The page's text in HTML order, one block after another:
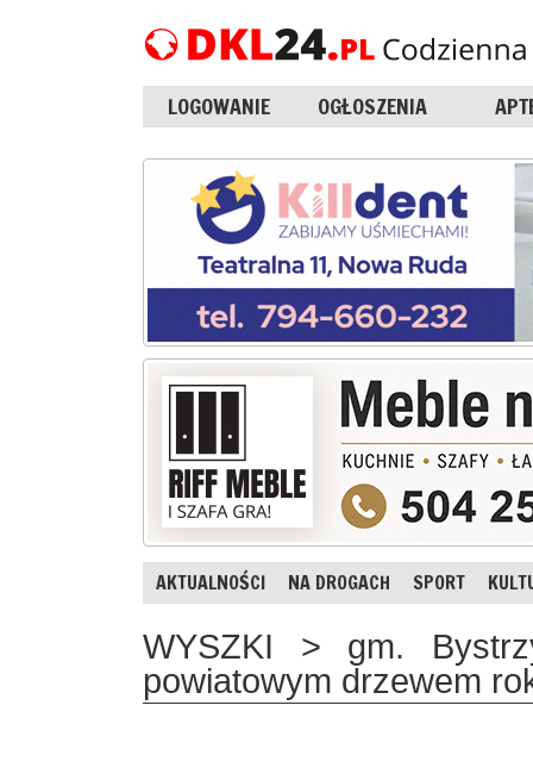
LOGOWANIE OGŁOSZENIA
AKTUALNOŚCI NA DROGACH SPORT
WYSZKI > gm.
powiatowym drzewem